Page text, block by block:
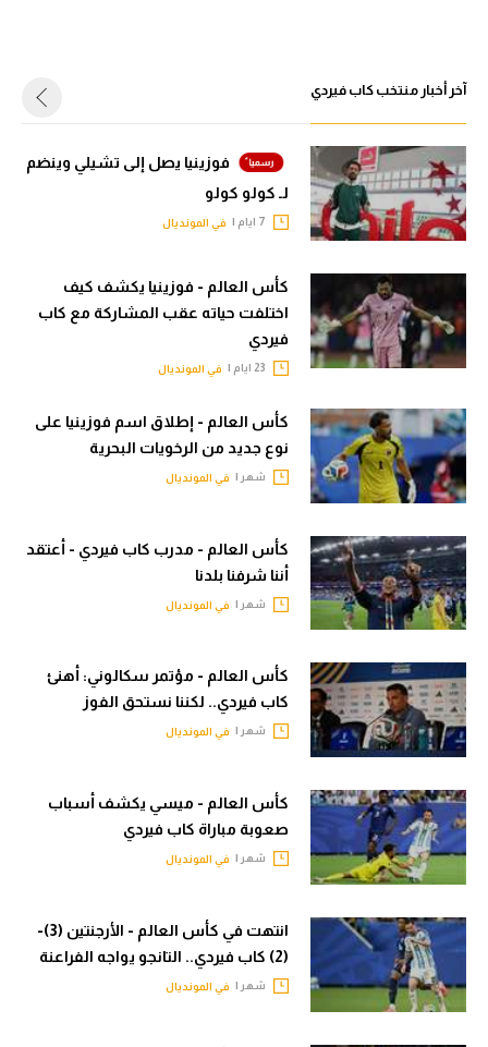
دوري أبطال أوروبا
دوري أبطال إفريقيا
كل البطولات
الكرة المصرية
الدوري المصري
الكرة الإفريقية
منتخب مصر
الدوري الإنجليزي
الدوري الإسباني
القسم الثاني
رياضات أخرى
كرة السلة الأمريكية
كرة سلة
كرة طائرة
الوطن العربي
دوري أبطال إفريقيا
كل البطولات
أقسام
الدوري المصري
الكرة الأوروبية
منتخب مصر
سعودي في الجول
الدوري الإسباني
دوري أبطال أوروبا
رياضات أخرى
أمم إفريقيا
كرة سلة
كرة يد
الوطن العربي
في المونديال
آخر أخبار منتخب كاب فيردي
فوزينيا يصل إلى تشيلي وينضم
لـ كولو كولو
في المونديال
كأس العالم - فوزينيا يكشف كيف
اختلفت حياته عقب المشاركة مع كاب
فيردي
في المونديال
كأس العالم - إطلاق اسم فوزينيا على
نوع جديد من الرخويات البحرية
شهر | في المونديال
كأس العالم - مدرب كاب فيردي - أعتقد
أننا شرفنا بلدنا
شهر | في المونديال
كأس العالم - مؤتمر سكالوني: أهنئ
كاب فيردي.. لكننا نستحق الفوز
شهر | في المونديال
كأس العالم - ميسي يكشف أسباب
صعوبة مباراة كاب فيردي
شهر | في المونديال
انتهت في كأس العالم - الأرجنتين (3)-
(2) كاب فيردي.. التانجو يواجه الفراعنة
شهر | في المونديال